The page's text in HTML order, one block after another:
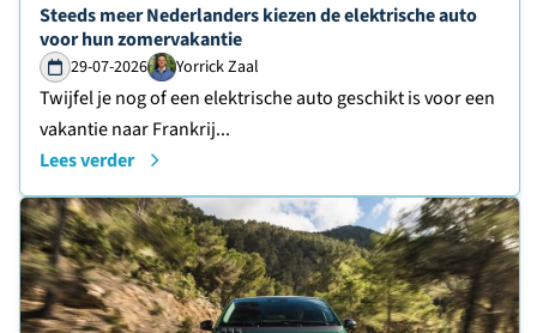
Lees verder over
Steeds meer Nederlanders kiezen de elektrische auto
voor hun zomervakantie
29-07-2026 Yorrick Zaal
Twijfel je nog of een elektrische auto geschikt is voor een
vakantie naar Frankrij...
Lees verder